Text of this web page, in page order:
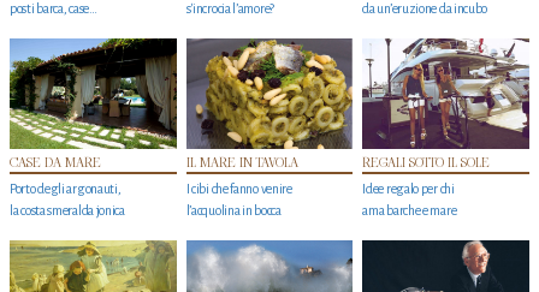
posti barca, case…
s'incrocia l’amore?
da un’eruzione da incubo
CASE DA MARE
Porto degli argonauti,
la costa smeralda jonica
IL MARE IN TAVOLA
I cibi che fanno venire
l’acquolina in bocca
REGALI SOTTO IL SOLE
Idee regalo per chi
ama barche e mare